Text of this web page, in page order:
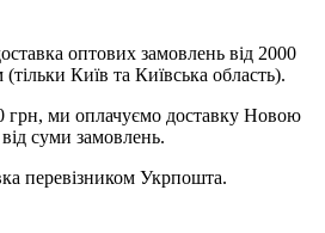
оптових замовлень від 2000
Київ та Київська область).
грн, ми оплачуємо доставку Новою
суми замовлень.
перевізником Укрпошта.